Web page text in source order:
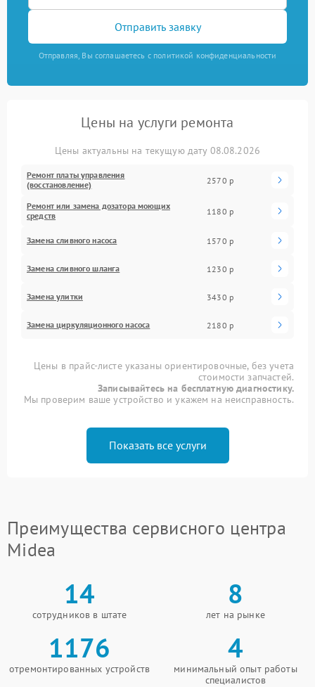
Отправить заявку
Отправляя, Вы соглашаетесь с политикой конфиденциальности
Цены на услуги ремонта
Цены актуальны на текущую дату 08.08.2026
Ремонт платы управления
(восстановление)
2570 р
Ремонт или замена дозатора моющих
средств
1180 р
Замена сливного насоса 1570 р
Замена сливного шланга 1230 р
Замена улитки 3430 р
Замена циркуляционного насоса 2180 р
Цены в прайс-листе указаны ориентировочные, без учета
стоимости запчастей.
Записывайтесь на бесплатную диагностику.
Мы проверим ваше устройство и укажем на неисправность.
Показать все услуги
Преимущества сервисного центра
Midea
14
сотрудников в штате
8
лет на рынке
1176
отремонтированных устройств
4
минимальный опыт работы
специалистов